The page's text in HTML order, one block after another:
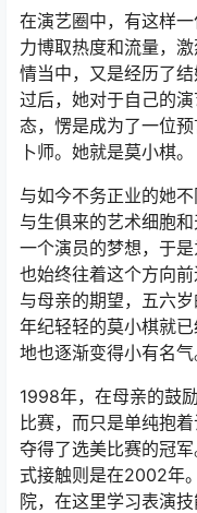
在演艺圈中，有这样
力博取热度和流量，
情当中，又是经历了
过后，她对于自己的
态，愣是成为了一位
卜师。她就是莫小棋。
与如今不务正业的她
与生俱来的艺术细胞
一个演员的梦想，于
也始终往着这个方向
与母亲的期望，五六
年纪轻轻的莫小棋就
地也逐渐变得小有名气
1998年，在母亲的鼓
比赛，而只是单纯抱
夺得了选美比赛的冠
式接触则是在2002年
院，在这里学习表演